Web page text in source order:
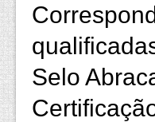
Selo